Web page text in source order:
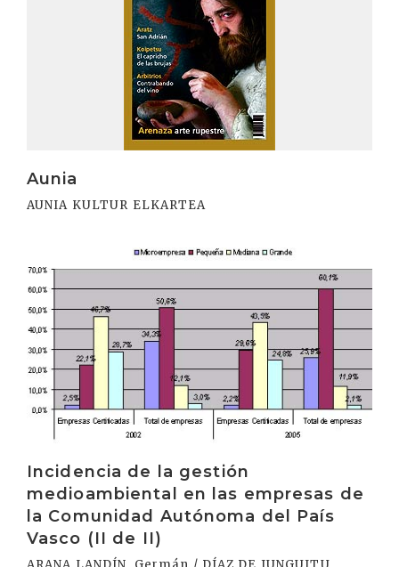
Aunia
AUNIA KULTUR ELKARTEA
Incidencia de la gestión
medioambiental en las empresas de
la Comunidad Autónoma del País
Vasco (II de II)